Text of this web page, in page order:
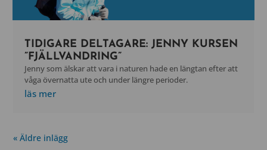
TIDIGARE DELTAGARE: JENNY KURSEN
”FJÄLLVANDRING”
Jenny som älskar att vara i naturen hade en längtan efter att
våga övernatta ute och under längre perioder.
läs mer
« Äldre inlägg